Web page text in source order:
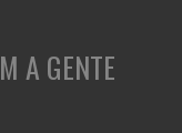
A GENTE